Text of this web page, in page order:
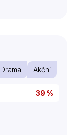
Drama Akční
39 %